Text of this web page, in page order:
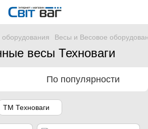
оборудования Весы и Весовое
весы Техноваги
По популярности
ТМ Техноваги